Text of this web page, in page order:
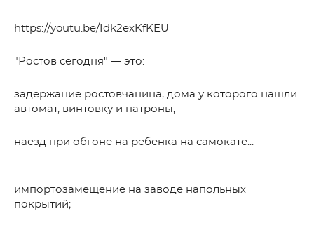
https://youtu.be/Idk2exKfKEU
"Ростов сегодня" — это:
задержание ростовчанина, дома у которого нашли
автомат, винтовку и патроны;
наезд при обгоне на ребенка на самокате...
импортозамещение на заводе напольных
покрытий;